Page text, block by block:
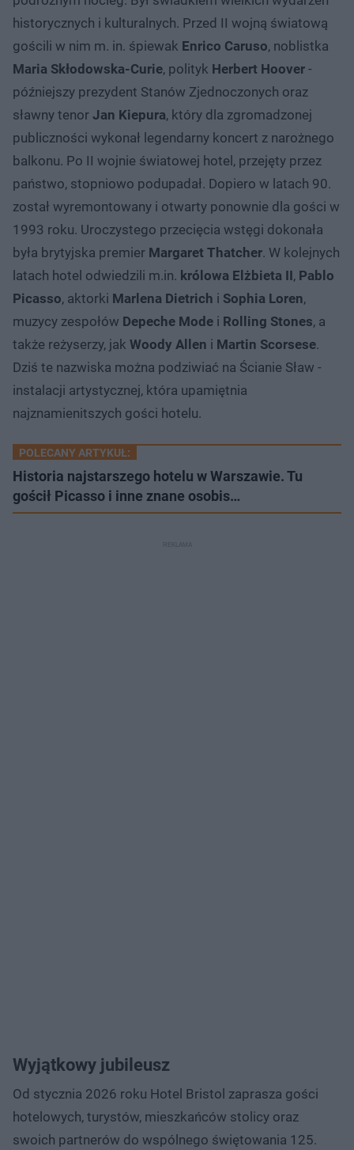
historycznych i kulturalnych. Przed II wojną światową
gościli w nim m. in. śpiewak Enrico Caruso, noblistka
Maria Skłodowska-Curie, polityk Herbert Hoover -
późniejszy prezydent Stanów Zjednoczonych oraz
sławny tenor Jan Kiepura, który dla zgromadzonej
publiczności wykonał legendarny koncert z narożnego
balkonu. Po II wojnie światowej hotel, przejęty przez
państwo, stopniowo podupadał. Dopiero w latach 90.
został wyremontowany i otwarty ponownie dla gości w
1993 roku. Uroczystego przecięcia wstęgi dokonała
była brytyjska premier Margaret Thatcher. W kolejnych
latach hotel odwiedzili m.in. królowa Elżbieta II, Pablo
Picasso, aktorki Marlena Dietrich i Sophia Loren,
muzycy zespołów Depeche Mode i Rolling Stones, a
także reżyserzy, jak Woody Allen i Martin Scorsese.
Dziś te nazwiska można podziwiać na Ścianie Sław -
instalacji artystycznej, która upamiętnia
najznamienitszych gości hotelu.
POLECANY ARTYKUŁ:
Historia najstarszego hotelu w Warszawie. Tu
gościł Picasso i inne znane osobis…
Wyjątkowy jubileusz
Od stycznia 2026 roku Hotel Bristol zaprasza gości
hotelowych, turystów, mieszkańców stolicy oraz
swoich partnerów do wspólnego świętowania 125.